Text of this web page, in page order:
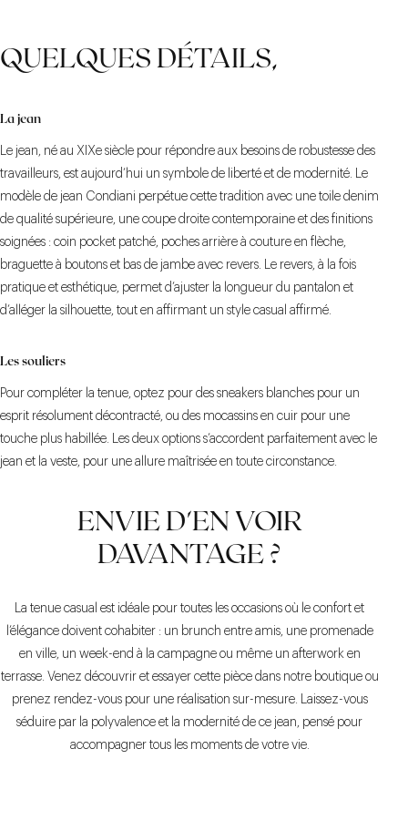
QUELQUES DÉTAILS,
La jean
Le jean, né au XIXe siècle pour répondre aux besoins de robustesse des
travailleurs, est aujourd’hui un symbole de liberté et de modernité. Le
modèle de jean Condiani perpétue cette tradition avec une toile denim
de qualité supérieure, une coupe droite contemporaine et des finitions
soignées : coin pocket patché, poches arrière à couture en flèche,
braguette à boutons et bas de jambe avec revers. Le revers, à la fois
pratique et esthétique, permet d’ajuster la longueur du pantalon et
d’alléger la silhouette, tout en affirmant un style casual affirmé.
Les souliers
Pour compléter la tenue, optez pour des sneakers blanches pour un
esprit résolument décontracté, ou des mocassins en cuir pour une
touche plus habillée. Les deux options s’accordent parfaitement avec le
jean et la veste, pour une allure maîtrisée en toute circonstance.
ENVIE D'EN VOIR
DAVANTAGE ?
La tenue casual est idéale pour toutes les occasions où le confort et
l’élégance doivent cohabiter : un brunch entre amis, une promenade
en ville, un week-end à la campagne ou même un afterwork en
terrasse. Venez découvrir et essayer cette pièce dans notre boutique ou
prenez rendez-vous pour une réalisation sur-mesure. Laissez-vous
séduire par la polyvalence et la modernité de ce jean, pensé pour
accompagner tous les moments de votre vie.